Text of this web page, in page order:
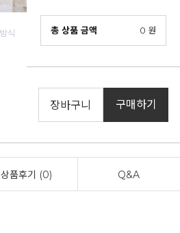
총 상품 금액 0 원
장바구니 구매하기
상품후기 (0) Q&A